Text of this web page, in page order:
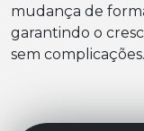
mudança de
garantindo o
sem complicações.